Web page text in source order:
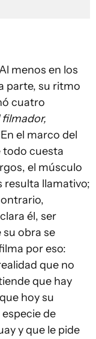
menos en los
parte, su ritmo
cuatro
filmador,
el marco del
todo cuesta
el músculo
resulta llamativo;
él, ser
obra se
por eso:
que no
que hay
hoy su
de
y que le pide